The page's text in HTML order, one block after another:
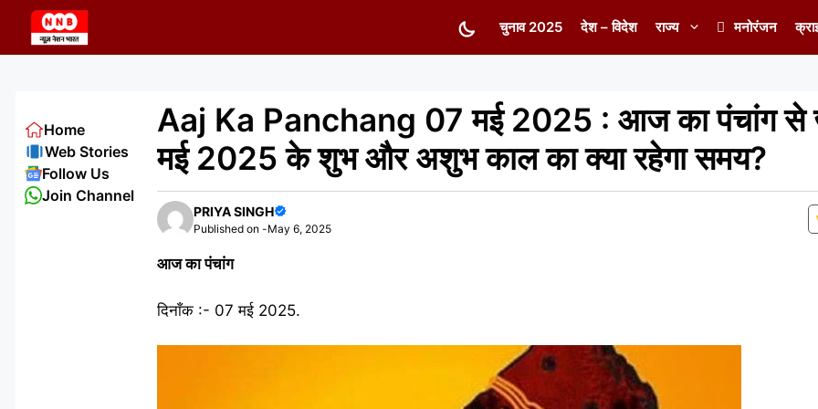
content
चुनाव 2025 देश – विदेश राज्य मनोरंजन
Aaj Ka Panchang 07 मई 2025 : आज का पंचांग से
मई 2025 के शुभ और अशुभ काल का क्या रहेगा समय?
PRIYA SINGH
Published on -May 6, 2025
आज का पंचांग
दिनाँक :- 07 मई 2025.
Home
Web Stories
Follow Us
Join Channel